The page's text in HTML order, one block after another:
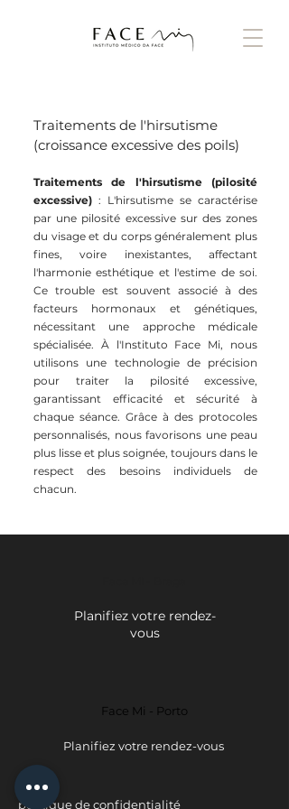
Traitements de l'hirsutisme
(croissance excessive des poils)
Traitements de l'hirsutisme (pilosité
excessive) : L'hirsutisme se caractérise
par une pilosité excessive sur des zones
du visage et du corps généralement plus
fines, voire inexistantes, affectant
l'harmonie esthétique et l'estime de soi.
Ce trouble est souvent associé à des
facteurs hormonaux et génétiques,
nécessitant une approche médicale
spécialisée. À l'Instituto Face Mi, nous
utilisons une technologie de précision
pour traiter la pilosité excessive,
garantissant efficacité et sécurité à
chaque séance. Grâce à des protocoles
personnalisés, nous favorisons une peau
plus lisse et plus soignée, toujours dans le
respect des besoins individuels de
chacun.
Planifiez votre rendez-
vous
Face Mi - Porto
Planifiez votre rendez-vous
politique de confidentialité